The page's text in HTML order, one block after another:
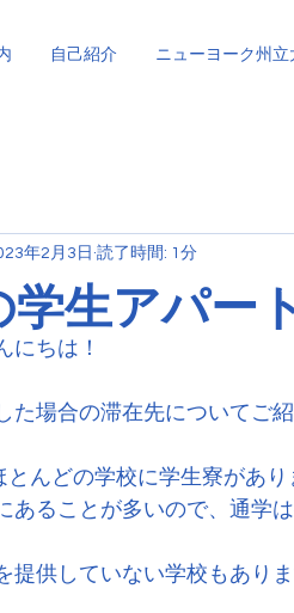
自己紹介 ニューヨーク州立
学生アパー
年2月3日 読了時間: 1分
にちは！
た場合の滞在先についてご紹
んどの学校に学生寮があり
あることが多いので、通学
提供していない学校もありま